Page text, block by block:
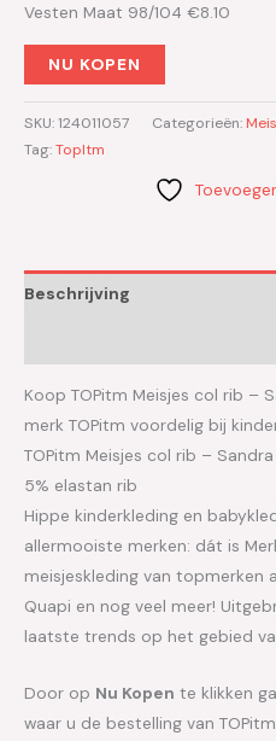
Vesten Maat 98/104 €8.10
NU KOPEN
SKU:124011057 Categorieën:
Tag:TopItm
Beschrijving
Koop TOPitm Meisjes col rib –
merk TOPitm voordelig bij
TOPitm Meisjes col rib –
5% elastan rib
Hippe kinderkleding en
allermooiste merken: dát is
meisjeskleding van topmerken
Quapi en nog veel meer!
laatste trends op het gebied
Door op Nu Kopen te klikken
waar u de bestelling van